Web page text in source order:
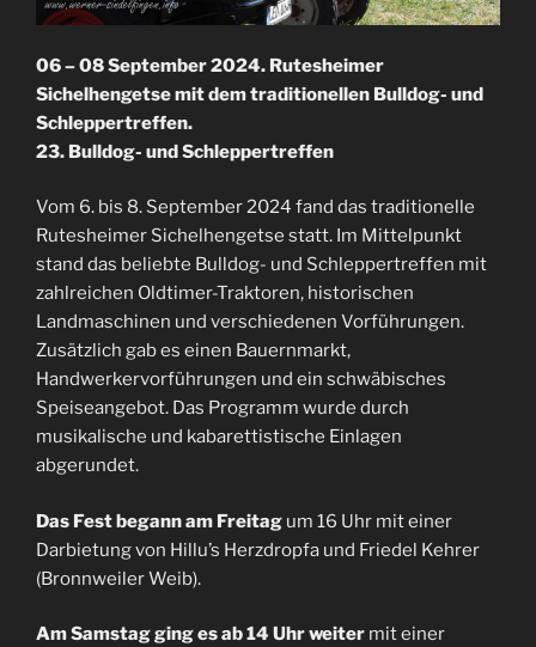
06 – 08 September 2024. Rutesheimer
Sichelhengetse mit dem traditionellen Bulldog- und
Schleppertreffen.
23. Bulldog- und Schleppertreffen
Vom 6. bis 8. September 2024 fand das traditionelle
Rutesheimer Sichelhengetse statt. Im Mittelpunkt
stand das beliebte Bulldog- und Schleppertreffen mit
zahlreichen Oldtimer-Traktoren, historischen
Landmaschinen und verschiedenen Vorführungen.
Zusätzlich gab es einen Bauernmarkt,
Handwerkervorführungen und ein schwäbisches
Speiseangebot. Das Programm wurde durch
musikalische und kabarettistische Einlagen
abgerundet.
Das Fest begann am Freitag um 16 Uhr mit einer
Darbietung von Hillu’s Herzdropfa und Friedel Kehrer
(Bronnweiler Weib).
Am Samstag ging es ab 14 Uhr weiter mit einer